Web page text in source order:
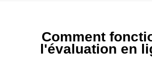
Comment
l'évaluation en